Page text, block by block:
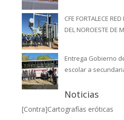
CFE FORTALECE
DEL NOROESTE DE
Entrega Gobierno
escolar a
Noticias
[Contra]Cartografías eróticas